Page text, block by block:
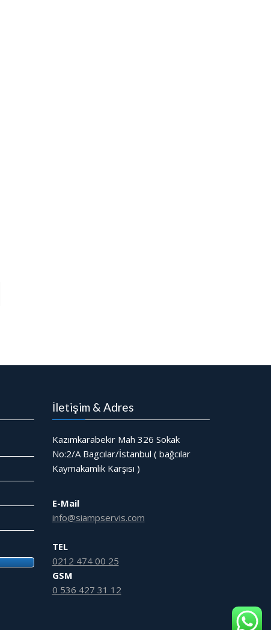
İletişim & Adres
Kazımkarabekir Mah 326 Sokak
No:2/A Bagcılar/İstanbul ( bağcılar
Kaymakamlık Karşısı )
E-Mail
info@siampservis.com
TEL
0212 474 00 25
GSM
0 536 427 31 12